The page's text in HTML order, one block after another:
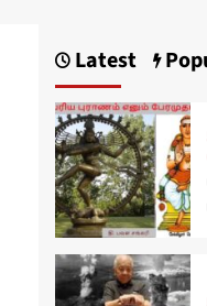
Latest